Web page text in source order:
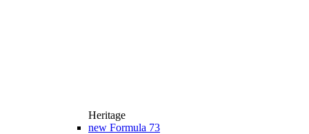
Heritage
new Formula 73